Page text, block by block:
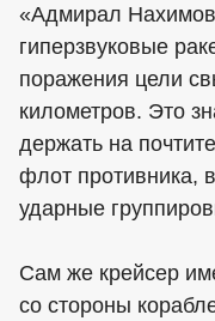
«Адмирал
гиперзвуковые
поражения цели
километров. Это
держать на
флот противника,
ударные
Сам же крейсер
со стороны